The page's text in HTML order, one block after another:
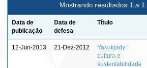
Mostrando resultados 1 a 1
Data de
publicação
Data de
defesa
Título
12-Jun-2013 21-Dez-2012
Yakuigady :
cultura e
sustentabilidade